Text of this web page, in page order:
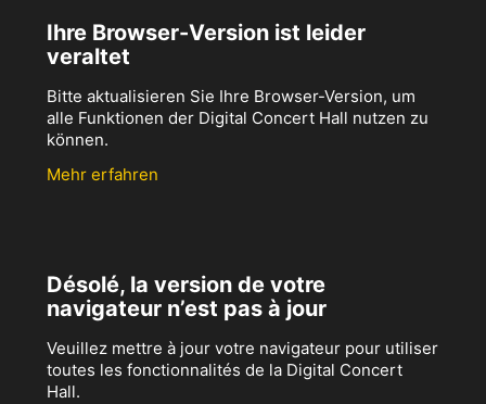
Ihre Browser-Version ist leider
veraltet
Bitte aktualisieren Sie Ihre Browser-Version, um
alle Funktionen der Digital Concert Hall nutzen zu
können.
Mehr erfahren
Désolé, la version de votre
navigateur n’est pas à jour
Veuillez mettre à jour votre navigateur pour utiliser
toutes les fonctionnalités de la Digital Concert
Hall.